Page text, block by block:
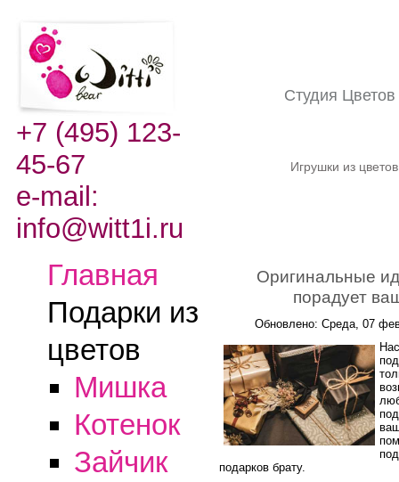
+7 (495) 123-
45-67
e-mail:
info@witt1i.ru
Студия Цветов
Игрушки из
Главная
Подарки из
цветов
Мишка
Котенок
Зайчик
Оригинальные
порадует
Обновлено: Среда, 07
подарков брату.